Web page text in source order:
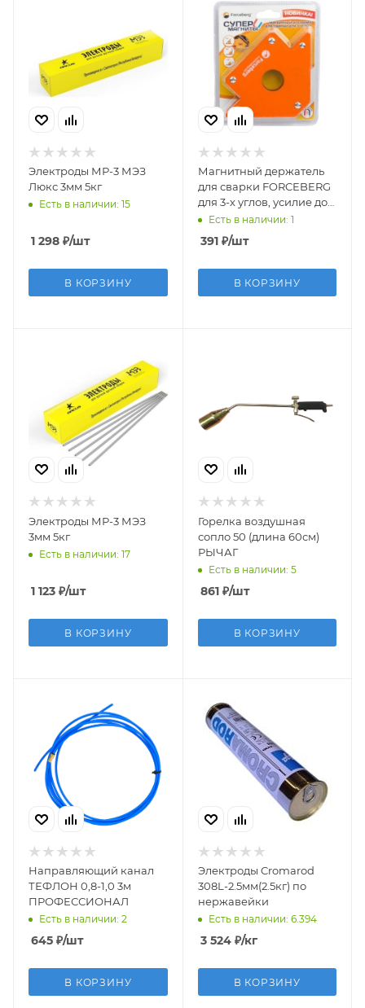
Электроды МР-3 МЭЗ
Люкс 3мм 5кг
Есть в наличии: 15
1 298 ₽/шт
В КОРЗИНУ
Магнитный держатель
для сварки FORCEBERG
для 3-х углов, усилие до
23 кгЕсть в наличии: 1
391₽/шт
В КОРЗИНУ
Электроды МР-3 МЭЗ
3мм 5кг
Есть в наличии: 17
1 123 ₽/шт
В КОРЗИНУ
Горелка воздушная
сопло 50 (длина 60см)
РЫЧАГ
Есть в наличии: 5
861₽/шт
В КОРЗИНУ
Направляющий канал
ТЕФЛОН 0,8-1,0 3м
ПРОФЕССИОНАЛ
Есть в наличии: 2
645 ₽/шт
В КОРЗИНУ
Электроды Cromarod
308L-2.5мм(2.5кг) по
нержавейки
Есть в наличии: 6.394
3 524₽/кг
В КОРЗИНУ